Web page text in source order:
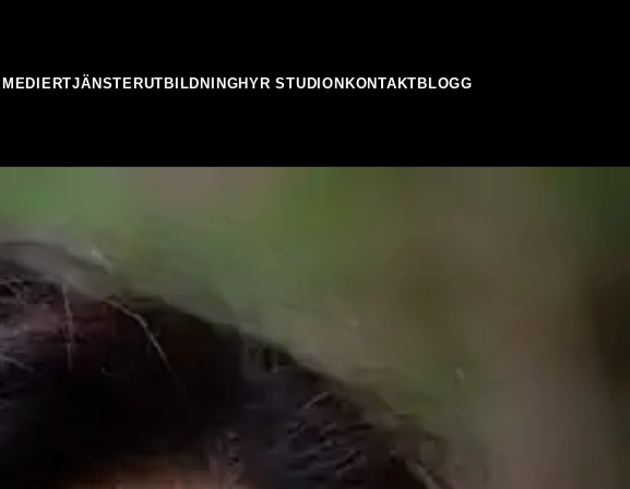
TJÄNSTERUTBILDNINGHYR STUDIONKONTAKTBLOGG